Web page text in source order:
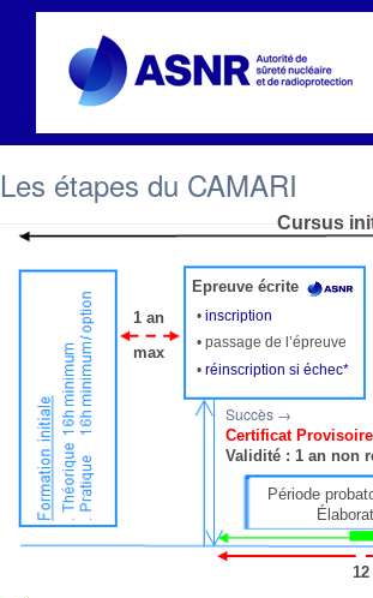
Les étapes du CAMARI
Succès →
Certificat Provisoire
Validité : 1 an non
Période
Cursus
1 an
max
Epreuve écrite
• inscription
• passage de l’épreuve
• réinscription si échec*